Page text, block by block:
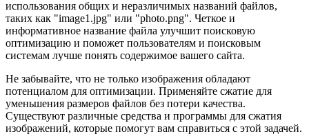
использования общих и неразличимых названий файлов,
таких как "image1.jpg" или "photo.png". Четкое и
информативное название файла улучшит поисковую
оптимизацию и поможет пользователям и поисковым
системам лучше понять содержимое вашего сайта.
Не забывайте, что не только изображения обладают
потенциалом для оптимизации. Применяйте сжатие для
уменьшения размеров файлов без потери качества.
Существуют различные средства и программы для сжатия
изображений, которые помогут вам справиться с этой задачей.